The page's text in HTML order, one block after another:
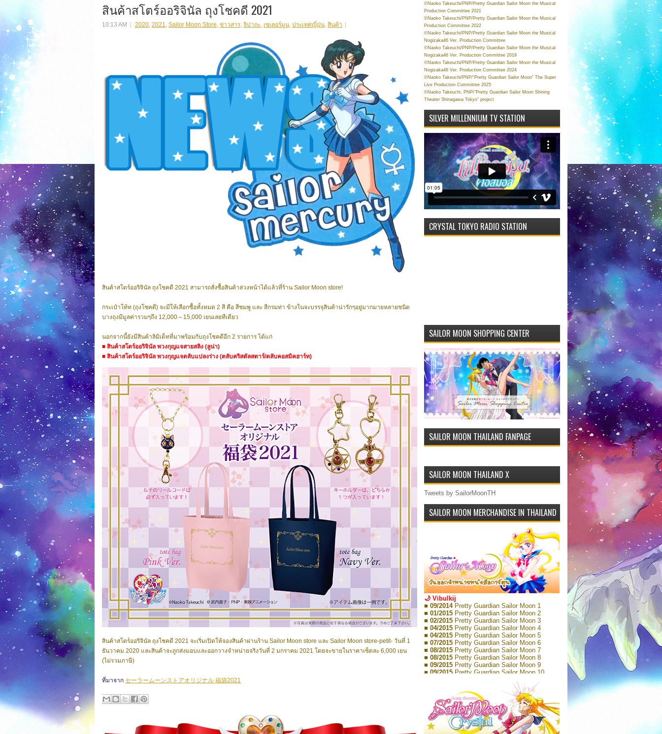
สินค้าสโตร์ออริจินัล ถุงโชคดี 2021
10:13 AM 2020, 2021, Sailor Moon Store, ข่าวสาร, จิปาถะ, เซเลอร์มูน, ประเทศญี่ปุ่น, สินค้า
สินค้าสโตร์ออริจินัล ถุงโชคดี 2021 สามารถสั่งซื้อสินค้าล่วงหน้าได้แล้วที่ร้าน Sailor Moon store!
กระเป๋าโท้ท (ถุงโชคดี) จะมีให้เลือกซื้อทั้งหมด 2 สี คือ สีชมพู และ สีกรมท่า ข้างในจะบรรจุสินค้าน่ารักๆอยู่มากมายหลายชนิด
บางถุงมีมูลค่ารวมๆถึง 12,000～15,000 เยนเลยทีเดียว
นอกจากนี้ยังมีสินค้าลิมิเต็ทที่มาพร้อมกับถุงโชคดีอีก 2 รายการ ได้แก่
■ สินค้าสโตร์ออริจินัล พวงกุญแจสายสลิง (ลูน่า)
■ สินค้าสโตร์ออริจินัล พวงกุญแจตลับแปลงร่าง (ตลับคริสตัลสตาร์/ตลับคอสมิคฮาร์ท)
สินค้าสโตร์ออริจินัล ถุงโชคดี 2021 จะเริ่มเปิดให้จองสินค้าผ่านร้าน Sailor Moon store และ Sailor Moon store-petit- วันที่ 1
ธันวาคม 2020 และสินค้าจะถูกส่งมอบและออกวางจำหน่ายจริงวันที่ 2 มกราคม 2021 โดยจะขายในราคาเซ็ตละ 6,000 เยน
(ไม่รวมภาษี)
ที่มาจาก セーラームーンストアオリジナル 福袋2021
©Naoko Takeuchi/PNP/Pretty Guardian Sailor Moon the Musical
Production Committee 2021
©Naoko Takeuchi/PNP/Pretty Guardian Sailor Moon the Musical
Production Committee 2022
©Naoko Takeuchi/PNP/Pretty Guardian Sailor Moon the Musical
Nogizaka46 Ver. Production Committee
©Naoko Takeuchi/PNP/Pretty Guardian Sailor Moon the Musical
Nogizaka46 Ver. Production Committee 2019
©Naoko Takeuchi/PNP/Pretty Guardian Sailor Moon the Musical
Nogizaka46 Ver. Production Committee 2024
©Naoko Takeuchi/PNP/“Pretty Guardian Sailor Moon” The Super
Live Production Committee 2025
©Naoko Takeuchi, PNP/“Pretty Guardian Sailor Moon Shining
Theater Shinagawa Tokyo” project
SILVER MILLENNIUM TV STATION
CRYSTAL TOKYO RADIO STATION
SAILOR MOON SHOPPING CENTER
SAILOR MOON THAILAND FANPAGE
SAILOR MOON THAILAND X
Tweets by SailorMoonTH
SAILOR MOON MERCHANDISE IN THAILAND
🌙 Vibulkij
■ 09/2014 Pretty Guardian Sailor Moon 1
■ 01/2015 Pretty Guardian Sailor Moon 2
■ 02/2015 Pretty Guardian Sailor Moon 3
■ 04/2015 Pretty Guardian Sailor Moon 4
■ 04/2015 Pretty Guardian Sailor Moon 5
■ 07/2015 Pretty Guardian Sailor Moon 6
■ 08/2015 Pretty Guardian Sailor Moon 7
■ 08/2015 Pretty Guardian Sailor Moon 8
■ 09/2015 Pretty Guardian Sailor Moon 9
■ 09/2015 Pretty Guardian Sailor Moon 10
Pretty Guardian Sailor Moon 11
Pretty Guardian Sailor Moon 12
Pretty Guardian Sailor Moon Short
Stories 1
■ 09/2018Pretty Guardian Sailor Moon Short
Stories 2
■ 01/2022Pretty Guardian Sailor Moon Eternal
Edition 1